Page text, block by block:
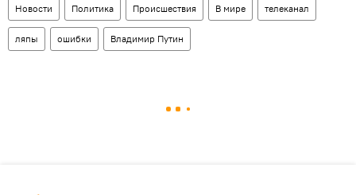
Новости Политика Происшествия В мире телеканал
ляпы ошибки Владимир Путин